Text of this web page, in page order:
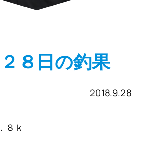
８日の釣果
2018.9.28
ｋ